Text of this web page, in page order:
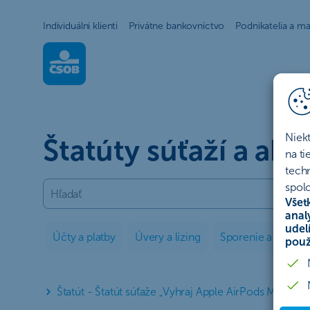
na
Individuálni klienti Privátne bankovníctvo Podnikatelia a
Štatúty súťaží a
Účty a platby Úvery a lízing Sporenie a
Štatút - Štatút súťaže „Vyhraj Apple AirPods Max so